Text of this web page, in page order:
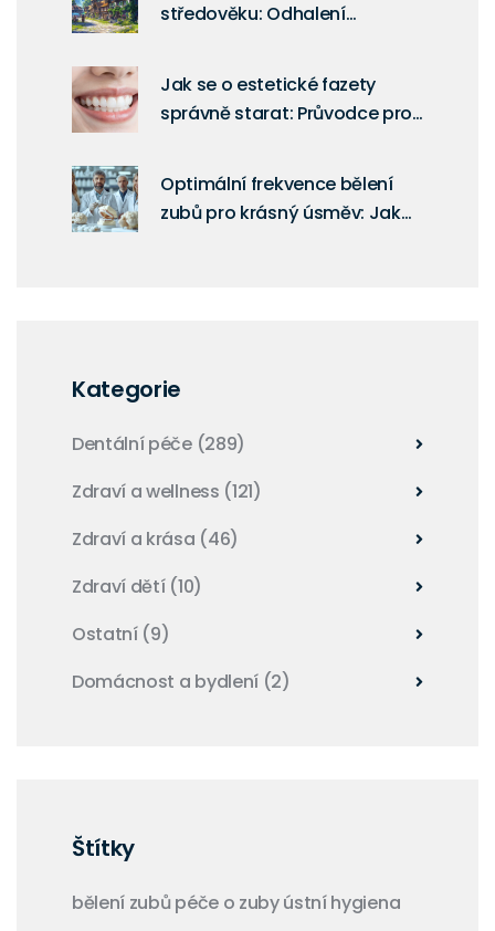
středověku: Odhalení
hygieny
Jak se o estetické fazety
správně starat: Průvodce pro
Optimální frekvence bělení
zubů pro krásný úsměv: Jak
Kategorie
Dentální péče (289)
Zdraví a wellness (121)
Zdraví a krása (46)
Zdraví dětí (10)
Ostatní (9)
Domácnost a bydlení (2)
Štítky
bělení zubů péče o zubyústní hygiena